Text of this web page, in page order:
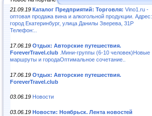
21.09.19 Каталог Предприятий: Торговля: Vino1.ru -
оптовая продажа вина и алкогольной продукции. Адрес:
город Екатеринбург, улица Данилы Зверева, 31Р
Телефон:..
17.06.19 Отдых: Авторские путешествия.
ForeverTravel.club .Мини-группы (6-10 человек)Новые
маршруты и городаОптимальное сочетание..
17.06.19 Отдых: Авторские путешествия.
ForeverTravel.club
03.06.19 Новости
03.06.19 Новости: Ноябрьск. Лента новостей